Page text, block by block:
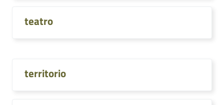
teatro
territorio